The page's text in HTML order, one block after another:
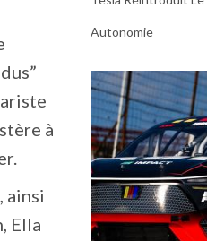
à
ainsi
Ella
Autonomie